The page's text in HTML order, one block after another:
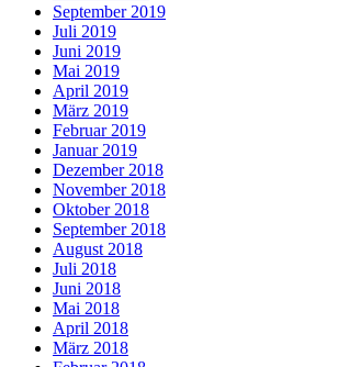
September 2019
Juli 2019
Juni 2019
Mai 2019
April 2019
März 2019
Februar 2019
Januar 2019
Dezember 2018
November 2018
Oktober 2018
September 2018
August 2018
Juli 2018
Juni 2018
Mai 2018
April 2018
März 2018